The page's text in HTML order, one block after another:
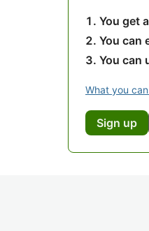
You get
You can
You can
What you
Sign up